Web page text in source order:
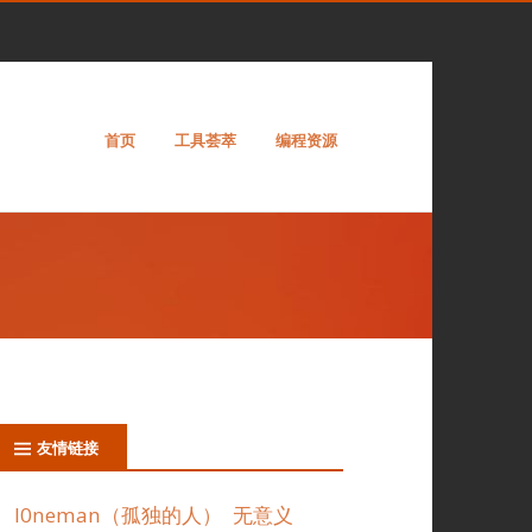
首页 工具荟萃 编程资源
友情链接
l0neman（孤独的人）
无意义